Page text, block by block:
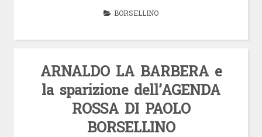
BORSELLINO
ARNALDO LA BARBERA e
la sparizione dell’AGENDA
ROSSA DI PAOLO
BORSELLINO